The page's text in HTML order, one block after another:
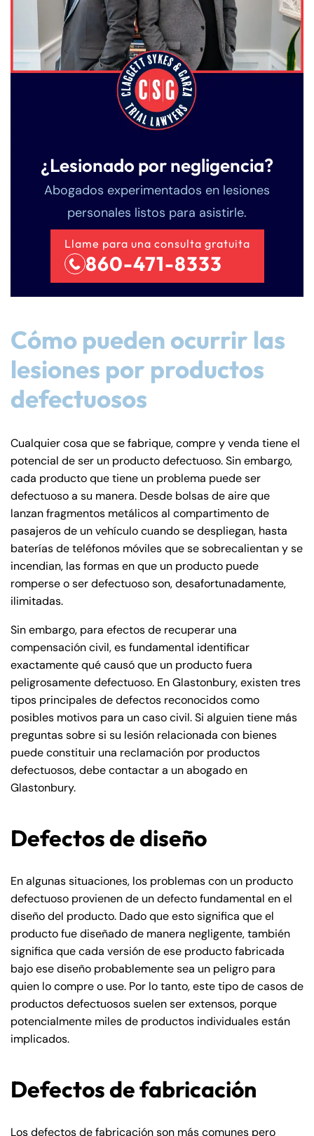
¿Lesionado por negligencia?
Abogados experimentados en lesiones
personales listos para asistirle.
Llame para una consulta gratuita
860-471-8333
Cómo pueden ocurrir las
lesiones por productos
defectuosos
Cualquier cosa que se fabrique, compre y venda tiene el
potencial de ser un producto defectuoso. Sin embargo,
cada producto que tiene un problema puede ser
defectuoso a su manera. Desde bolsas de aire que
lanzan fragmentos metálicos al compartimento de
pasajeros de un vehículo cuando se despliegan, hasta
baterías de teléfonos móviles que se sobrecalientan y se
incendian, las formas en que un producto puede
romperse o ser defectuoso son, desafortunadamente,
ilimitadas.
Sin embargo, para efectos de recuperar una
compensación civil, es fundamental identificar
exactamente qué causó que un producto fuera
peligrosamente defectuoso. En Glastonbury, existen tres
tipos principales de defectos reconocidos como
posibles motivos para un caso civil. Si alguien tiene más
preguntas sobre si su lesión relacionada con bienes
puede constituir una reclamación por productos
defectuosos, debe contactar a un abogado en
Glastonbury.
Defectos de diseño
En algunas situaciones, los problemas con un producto
defectuoso provienen de un defecto fundamental en el
diseño del producto. Dado que esto significa que el
producto fue diseñado de manera negligente, también
significa que cada versión de ese producto fabricada
bajo ese diseño probablemente sea un peligro para
quien lo compre o use. Por lo tanto, este tipo de casos de
productos defectuosos suelen ser extensos, porque
potencialmente miles de productos individuales están
implicados.
Defectos de fabricación
Los defectos de fabricación son más comunes pero